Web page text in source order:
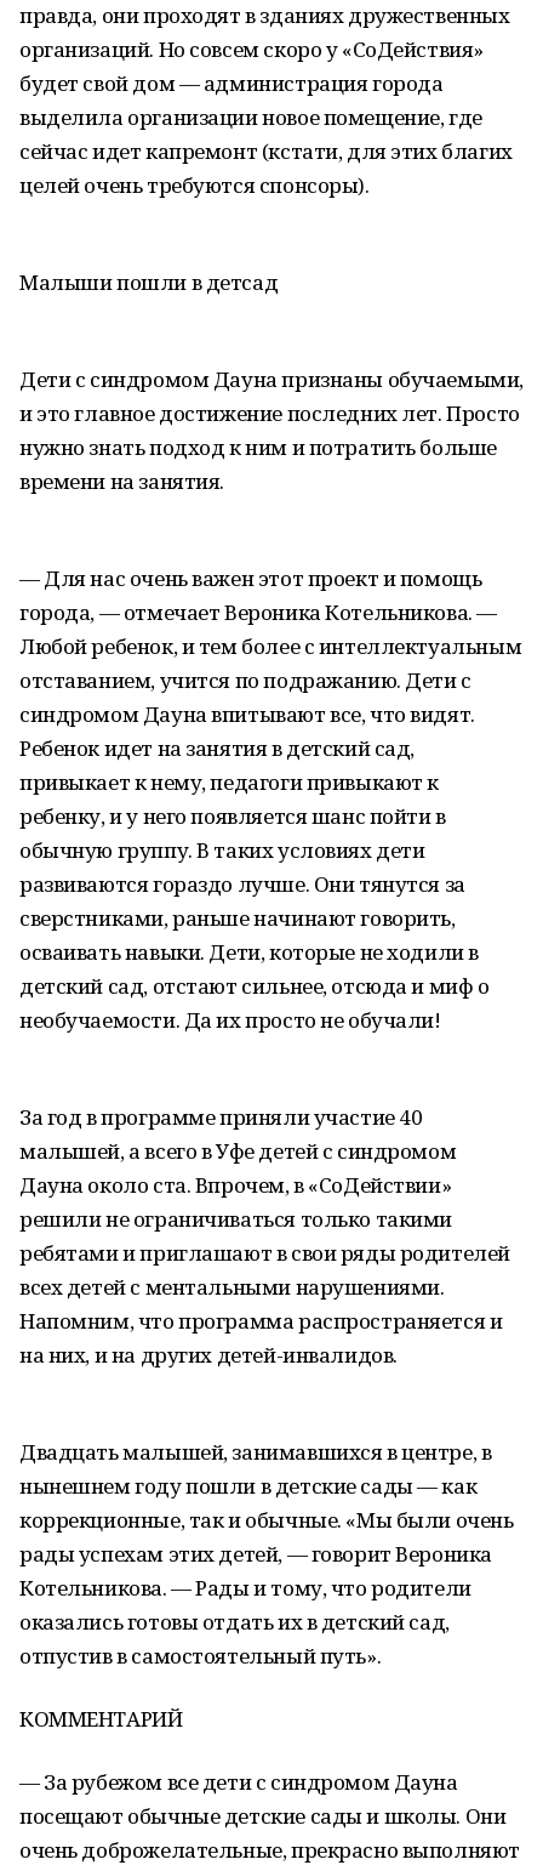
правда, они проходят в зданиях дружественных
организаций. Но совсем скоро у «СоДействия»
будет свой дом — администрация города
выделила организации новое помещение, где
сейчас идет капремонт (кстати, для этих благих
целей очень требуются спонсоры).
Малыши пошли в детсад
Дети с синдромом Дауна признаны обучаемыми,
и это главное достижение последних лет. Просто
нужно знать подход к ним и потратить больше
времени на занятия.
— Для нас очень важен этот проект и помощь
города, — отмечает Вероника Котельникова. —
Любой ребенок, и тем более с интеллектуальным
отставанием, учится по подражанию. Дети с
синдромом Дауна впитывают все, что видят.
Ребенок идет на занятия в детский сад,
привыкает к нему, педагоги привыкают к
ребенку, и у него появляется шанс пойти в
обычную группу. В таких условиях дети
развиваются гораздо лучше. Они тянутся за
сверстниками, раньше начинают говорить,
осваивать навыки. Дети, которые не ходили в
детский сад, отстают сильнее, отсюда и миф о
необучаемости. Да их просто не обучали!
За год в программе приняли участие 40
малышей, а всего в Уфе детей с синдромом
Дауна около ста. Впрочем, в «СоДействии»
решили не ограничиваться только такими
ребятами и приглашают в свои ряды родителей
всех детей с ментальными нарушениями.
Напомним, что программа распространяется и
на них, и на других детей-инвалидов.
Двадцать малышей, занимавшихся в центре, в
нынешнем году пошли в детские сады — как
коррекционные, так и обычные. «Мы были очень
рады успехам этих детей, — говорит Вероника
Котельникова. — Рады и тому, что родители
оказались готовы отдать их в детский сад,
отпустив в самостоятельный путь».
КОММЕНТАРИЙ
— За рубежом все дети с синдромом Дауна
посещают обычные детские сады и школы. Они
очень доброжелательные, прекрасно выполняют